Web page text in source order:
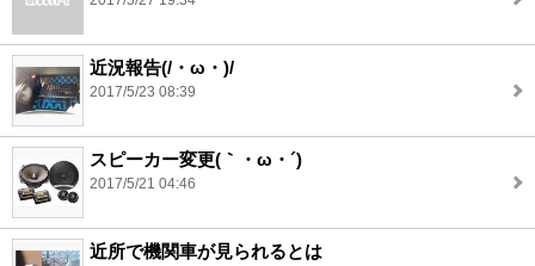
近況報告(/・ω・)/
2017/5/23 08:39
スピーカー変更(｀・ω・´)
2017/5/21 04:46
近所で機関車が見られるとは